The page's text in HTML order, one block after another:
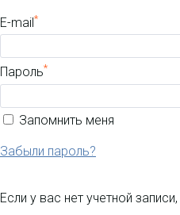
E-mail *
Пароль*
Запомнить меня
Забыли пароль?
Если у вас нет учетной записи,